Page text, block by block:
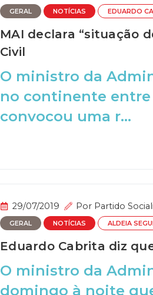
GERAL NOTÍCIAS EDUARDO
MAI declara “situação
Civil
O ministro da
no continente entre
convocou uma r...
29/07/2019 Por Partido
GERAL NOTÍCIAS ALDEIA
Eduardo Cabrita diz
O ministro da
domingo à noite